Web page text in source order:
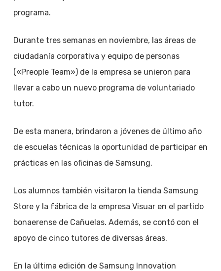
programa.
Durante tres semanas en noviembre, las áreas de
ciudadanía corporativa y equipo de personas
(«Preople Team») de la empresa se unieron para
llevar a cabo un nuevo programa de voluntariado
tutor.
De esta manera, brindaron a jóvenes de último año
de escuelas técnicas la oportunidad de participar en
prácticas en las oficinas de Samsung.
Los alumnos también visitaron la tienda Samsung
Store y la fábrica de la empresa Visuar en el partido
bonaerense de Cañuelas. Además, se contó con el
apoyo de cinco tutores de diversas áreas.
En la última edición de Samsung Innovation